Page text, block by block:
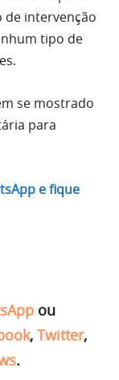
de intervenção
tipo de
se mostrado
para
e fique
ou
, Twitter,
.